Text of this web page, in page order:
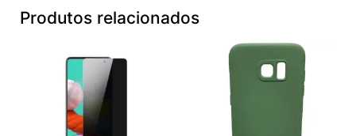
Produtos relacionados